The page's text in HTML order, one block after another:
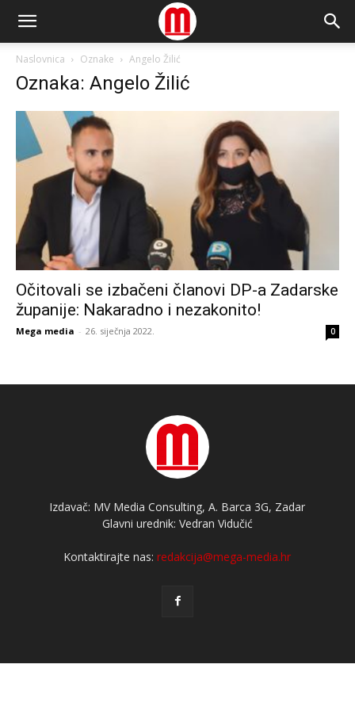
Naslovnica Oznake Angelo Žilić
Oznaka: Angelo Žilić
Očitovali se izbačeni članovi DP-a Zadarske
županije: Nakaradno i nezakonito!
Mega media - 26. siječnja 2022. 0
Izdavač: MV Media Consulting, A. Barca 3G, Zadar
Glavni urednik: Vedran Vidučić
Kontaktirajte nas:redakcija@mega-media.hr